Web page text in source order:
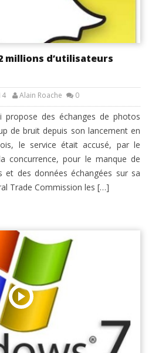
millions d’utilisateurs
Alain Roache 0
propose des échanges de photos
de bruit depuis son lancement en
le service était accusé, par le
concurrence, pour le manque de
et des données échangées sur sa
Trade Commission les […]